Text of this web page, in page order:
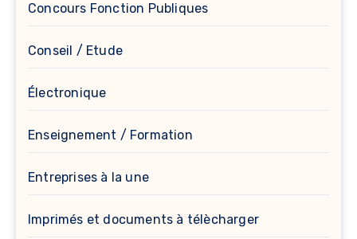
Concours Fonction Publiques
Conseil / Etude
Électronique
Enseignement / Formation
Entreprises à la une
Imprimés et documents à télècharger